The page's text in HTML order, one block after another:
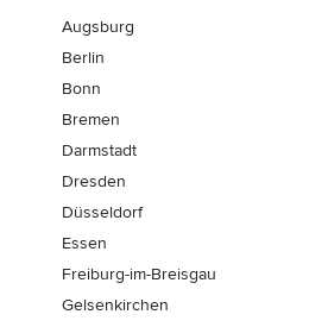
Augsburg
Berlin
Bonn
Bremen
Darmstadt
Dresden
Düsseldorf
Essen
Freiburg-im-Breisgau
Gelsenkirchen